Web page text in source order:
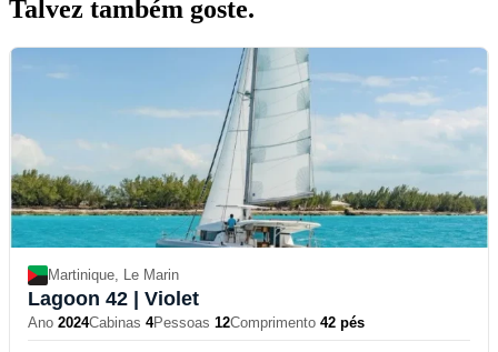
Talvez também goste.
Martinique, Le Marin
Lagoon 42 | Violet
Ano 2024Cabinas 4Pessoas 12Comprimento 42 pés